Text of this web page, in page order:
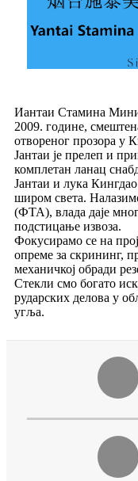
Иантаи Стамина
2009. године,
отвореног прозора у
Јантаи је прелеп и
комплетан ланац
Јантаи и лука
широм света.
(ФТА), влада даје
подстицање извоза.
Фокусирамо се на
опреме за скрининг,
механичкој обради
Стекли смо богато
рударских делова у
угља.